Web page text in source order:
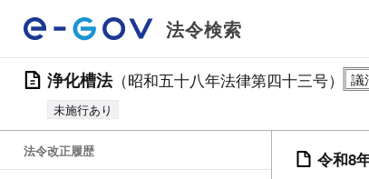
法令検索
浄化槽法（昭和五十八年法律第四十三号）
未施行あり
法令改正履歴 令和8